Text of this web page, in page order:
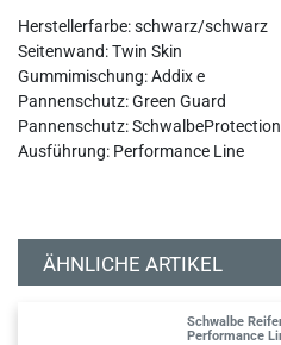
Herstellerfarbe: schwarz/schwarz
Seitenwand: Twin Skin
Gummimischung: Addix e
Pannenschutz: Green Guard
Pannenschutz:
Ausführung: Performance Line
ÄHNLICHE ARTIKEL
Schwalbe
Performance